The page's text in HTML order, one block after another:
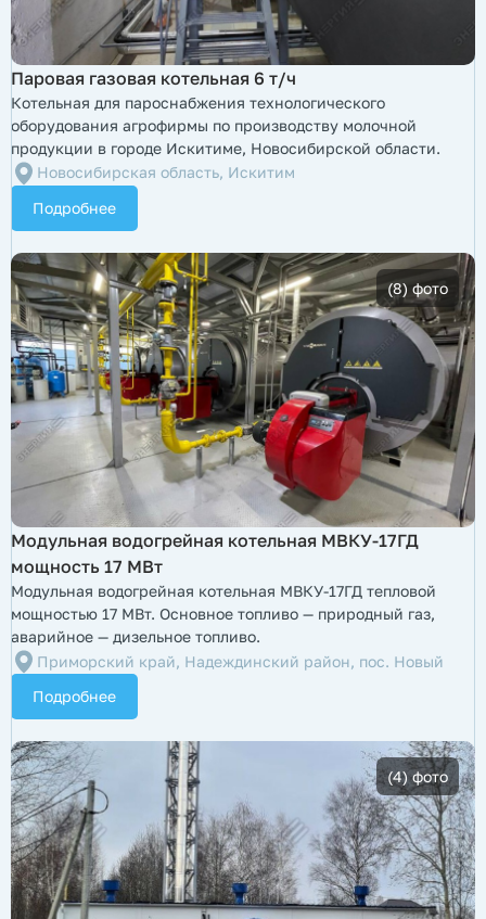
Паровая газовая котельная 6 т/ч
Котельная для пароснабжения технологического
оборудования агрофирмы по производству молочной
продукции в городе Искитиме, Новосибирской области.
Новосибирская область, Искитим
Подробнее
(8) фото
​Модульная водогрейная котельная МВКУ-17ГД
мощность 17 МВт
Модульная водогрейная котельная МВКУ-17ГД тепловой
мощностью 17 МВт. Основное топливо — природный газ,
аварийное — дизельное топливо.
Приморский край, Надеждинский район, пос. Новый
Подробнее
(4) фото